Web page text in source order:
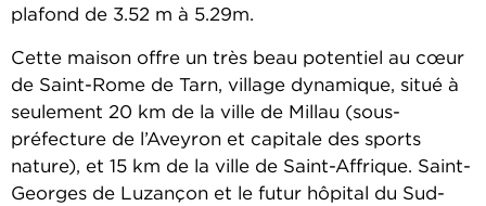
plafond de 3.52 m à 5.29m.
Cette maison offre un très beau potentiel au cœur
de Saint-Rome de Tarn, village dynamique, situé à
seulement 20 km de la ville de Millau (sous-
préfecture de l’Aveyron et capitale des sports
nature), et 15 km de la ville de Saint-Affrique. Saint-
Georges de Luzançon et le futur hôpital du Sud-